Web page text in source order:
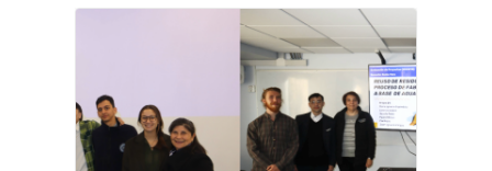
las
presentaciones
de